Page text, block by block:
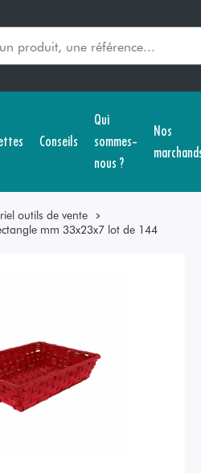
Conseils
Qui
sommes-
nous ?
Nos
outils de vente
mm 33x23x7 lot de 144